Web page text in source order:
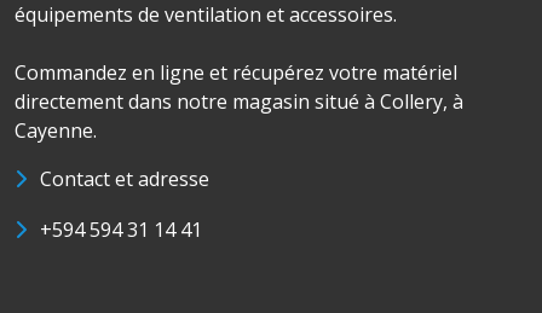
équipements de ventilation et accessoires.
Commandez en ligne et récupérez votre matériel
directement dans notre magasin situé à Collery, à
Cayenne.
Contact et adresse
+594 594 31 14 41